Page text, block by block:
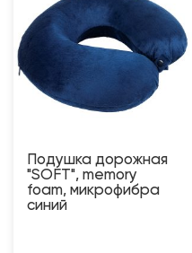
Подушка дорожная
"SOFT", memory
foam, микрофибра
синий